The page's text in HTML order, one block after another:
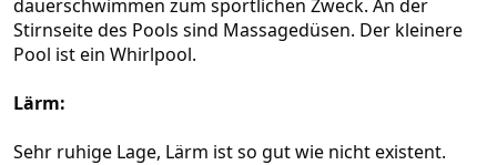
dauerschwimmen zum sportlichen Zweck. An der
Stirnseite des Pools sind Massagedüsen. Der kleinere
Pool ist ein Whirlpool.
Lärm:
Sehr ruhige Lage, Lärm ist so gut wie nicht existent.